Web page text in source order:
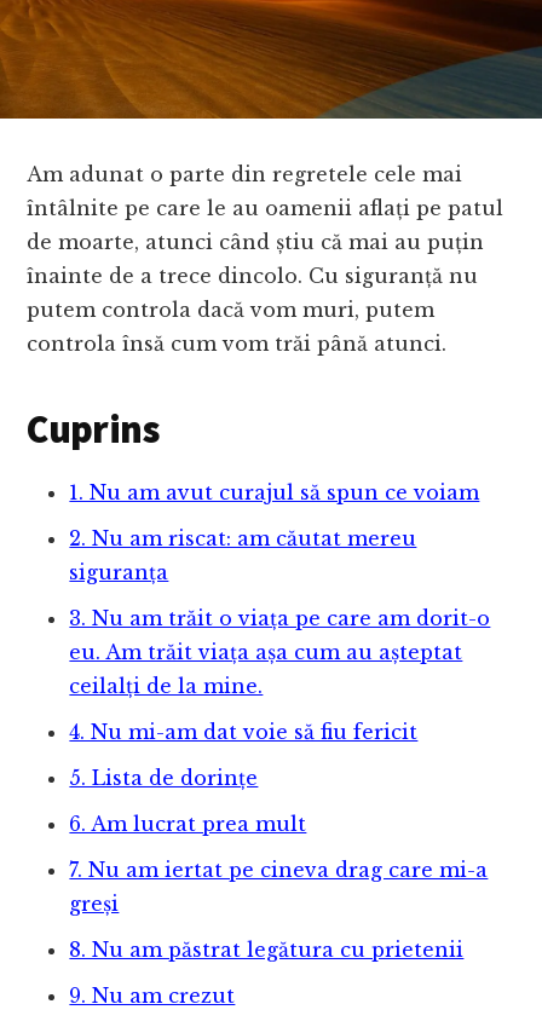
Am adunat o parte din regretele cele mai
întâlnite pe care le au oamenii aflați pe patul
de moarte, atunci când știu că mai au puțin
înainte de a trece dincolo. Cu siguranță nu
putem controla dacă vom muri, putem
controla însă cum vom trăi până atunci.
Cuprins
1. Nu am avut curajul să spun ce voiam
2. Nu am riscat: am căutat mereu
siguranța
3. Nu am trăit o viața pe care am dorit-o
eu. Am trăit viața așa cum au așteptat
ceilalți de la mine.
4. Nu mi-am dat voie să fiu fericit
5. Lista de dorințe
6. Am lucrat prea mult
7. Nu am iertat pe cineva drag care mi-a
greși
8. Nu am păstrat legătura cu prietenii
9. Nu am crezut